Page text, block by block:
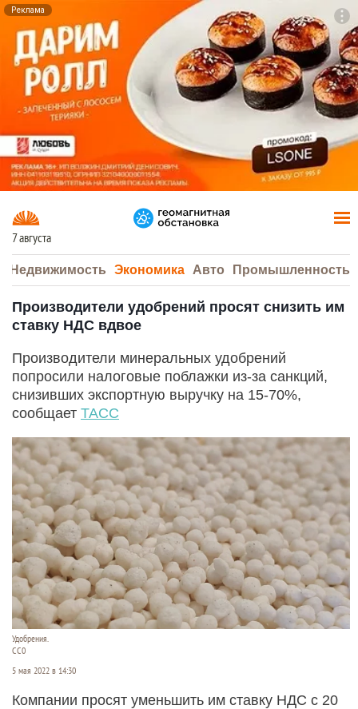
Реклама
7 августа
Недвижимость Экономика Авто Промышленность
Производители удобрений просят снизить им
ставку НДС вдвое
Производители минеральных удобрений
попросили налоговые поблажки из-за санкций,
снизивших экспортную выручку на 15-70%,
сообщает ТАСС
Удобрения.
СС0
5 мая 2022 в 14:30
Компании просят уменьшить им ставку НДС с 20